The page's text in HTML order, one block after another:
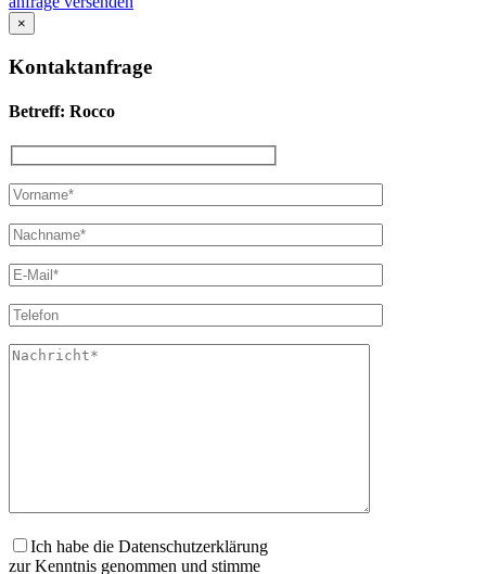
×
Kontaktanfrage
Betreff: Rocco
Ich habe die Datenschutzerklärung
zur Kenntnis genommen und stimme